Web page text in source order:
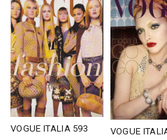
VOGUE ITALIA 593
VOGUE